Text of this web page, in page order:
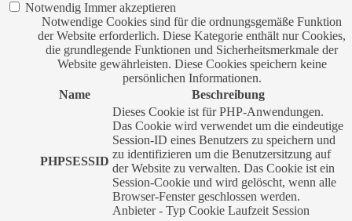
Notwendig Immer akzeptieren
Notwendige Cookies sind für die ordnungsgemäße Funktion
der Website erforderlich. Diese Kategorie enthält nur Cookies,
die grundlegende Funktionen und Sicherheitsmerkmale der
Website gewährleisten. Diese Cookies speichern keine
persönlichen Informationen.
Name
Beschreibung
PHPSESSID
Dieses Cookie ist für PHP-Anwendungen.
Das Cookie wird verwendet um die eindeutige
Session-ID eines Benutzers zu speichern und
zu identifizieren um die Benutzersitzung auf
der Website zu verwalten. Das Cookie ist ein
Session-Cookie und wird gelöscht, wenn alle
Browser-Fenster geschlossen werden.
Anbieter - Typ Cookie Laufzeit Session